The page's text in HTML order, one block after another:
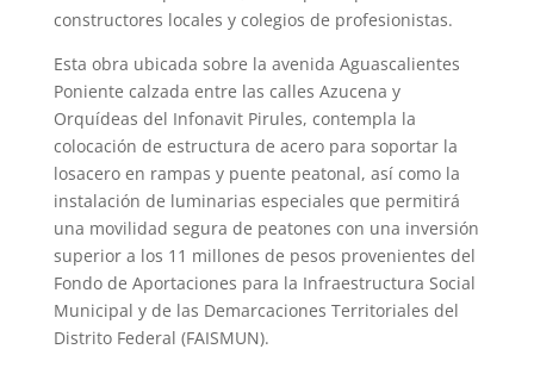
constructores locales y colegios de profesionistas.
Esta obra ubicada sobre la avenida Aguascalientes
Poniente calzada entre las calles Azucena y
Orquídeas del Infonavit Pirules, contempla la
colocación de estructura de acero para soportar la
losacero en rampas y puente peatonal, así como la
instalación de luminarias especiales que permitirá
una movilidad segura de peatones con una inversión
superior a los 11 millones de pesos provenientes del
Fondo de Aportaciones para la Infraestructura Social
Municipal y de las Demarcaciones Territoriales del
Distrito Federal (FAISMUN).